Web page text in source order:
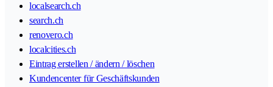
localsearch.ch
search.ch
renovero.ch
localcities.ch
Eintrag erstellen / ändern / löschen
Kundencenter für Geschäftskunden